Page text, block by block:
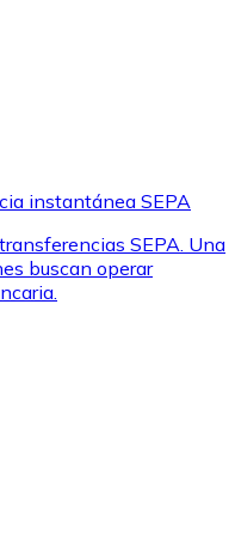
instantánea SEPA
SEPA. Una
buscan operar